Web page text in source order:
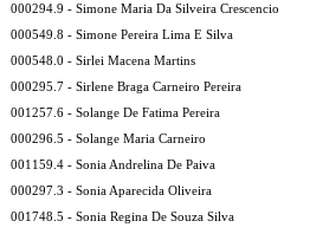
000294.9 - Simone Maria Da Silveira Crescencio
000549.8 - Simone Pereira Lima E Silva
000548.0 - Sirlei Macena Martins
000295.7 - Sirlene Braga Carneiro Pereira
001257.6 - Solange De Fatima Pereira
000296.5 - Solange Maria Carneiro
001159.4 - Sonia Andrelina De Paiva
000297.3 - Sonia Aparecida Oliveira
001748.5 - Sonia Regina De Souza Silva